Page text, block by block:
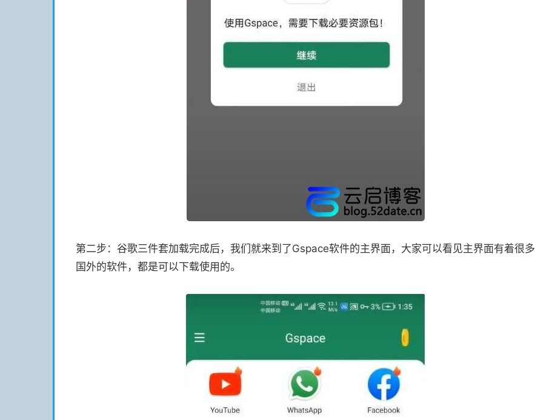
第二步：谷歌三件套加载完成后，我们就来到了Gspace软件的主界面，大家可以看见主界面有着很多
国外的软件，都是可以下载使用的。